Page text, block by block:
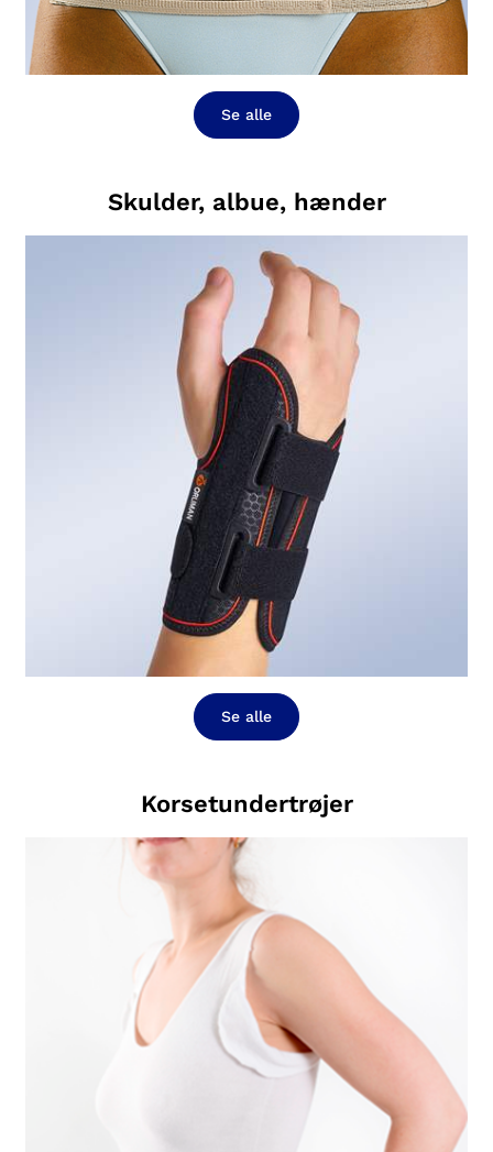
Se alle
Skulder, albue, hænder
Se alle
Korsetundertrøjer